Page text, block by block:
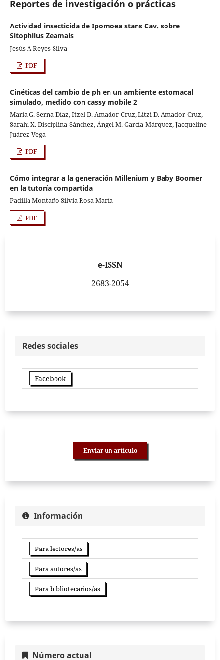
Reportes de investigación o prácticas
Actividad insecticida de Ipomoea stans Cav. sobre
Sitophilus Zeamais
Jesús A Reyes-Silva
PDF
Cinéticas del cambio de ph en un ambiente estomacal
simulado, medido con cassy mobile 2
María G. Serna-Díaz, Itzel D. Amador-Cruz, Litzi D. Amador-Cruz,
Sarahi X. Disciplina-Sánchez, Ángel M. García-Márquez, Jacqueline
Juárez-Vega
PDF
Cómo integrar a la generación Millenium y Baby Boomer
en la tutoría compartida
Padilla Montaño Silvia Rosa María
PDF
e-ISSN
2683-2054
Redes sociales
Facebook
Enviar un artículo
Información
Para lectores/as
Para autores/as
Para bibliotecarios/as
Número actual